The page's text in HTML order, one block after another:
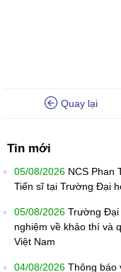
Quay lại
Tin mới
05/08/2026 NCS Phan
Tiến sĩ tại Trường Đại
05/08/2026 Trường Đại
nghiệm về khảo thí và
Việt Nam
04/08/2026 Thông báo